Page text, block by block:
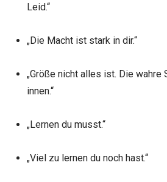
Leid.“
„Die Macht ist stark in dir.“
„Größe nicht alles ist. Die wahre
innen.“
„Lernen du musst.“
„Viel zu lernen du noch hast.“